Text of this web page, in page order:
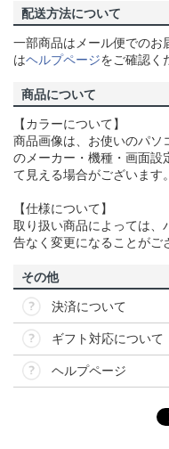
配送方法について
一部商品はメール便でのお
はヘルプページをご確認く
商品について
【カラーについて】
商品画像は、お使いのパソ
のメーカー・機種・画面設
て見える場合がございます
【仕様について】
取り扱い商品によっては、
告なく変更になることがご
その他
決済について
ギフト対応について
ヘルプページ